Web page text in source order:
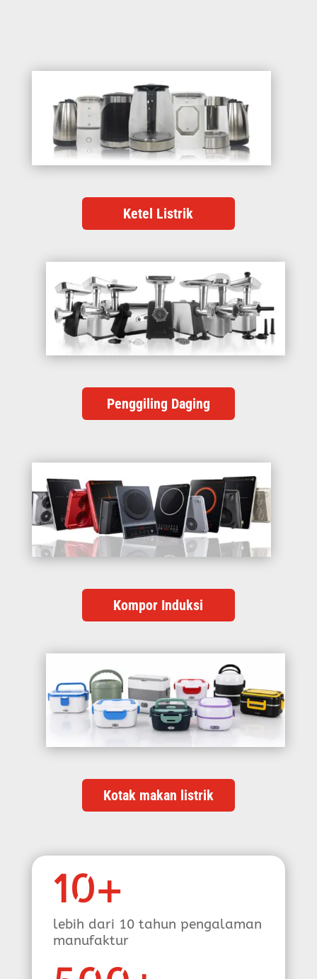
Ketel Listrik
Penggiling Daging
Kompor Induksi
Kotak makan listrik
10+
lebih dari 10 tahun pengalaman
manufaktur